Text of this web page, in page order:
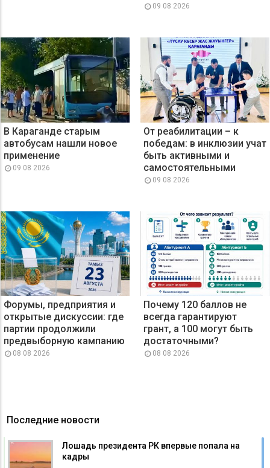
09 08 2026
В Караганде старым
автобусам нашли новое
применение
09 08 2026
От реабилитации – к
победам: в инклюзии учат
быть активными и
самостоятельными
09 08 2026
Форумы, предприятия и
открытые дискуссии: где
партии продолжили
предвыборную кампанию
08 08 2026
Почему 120 баллов не
всегда гарантируют
грант, а 100 могут быть
достаточными?
08 08 2026
Последние новости
Лошадь президента РК впервые попала на
кадры